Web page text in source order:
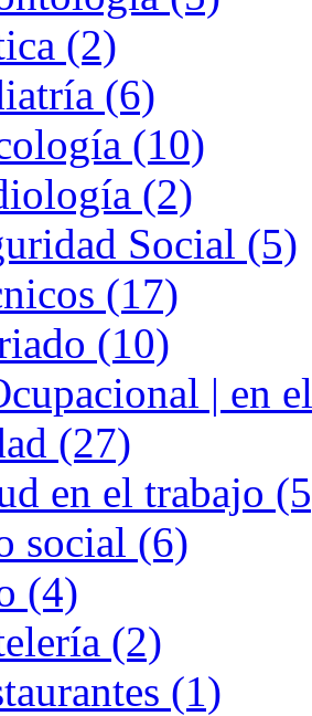
(2)
(6)
(10)
(2)
Social (5)
(17)
(10)
| en
(27)
en el trabajo
social (6)
(4)
(2)
(1)